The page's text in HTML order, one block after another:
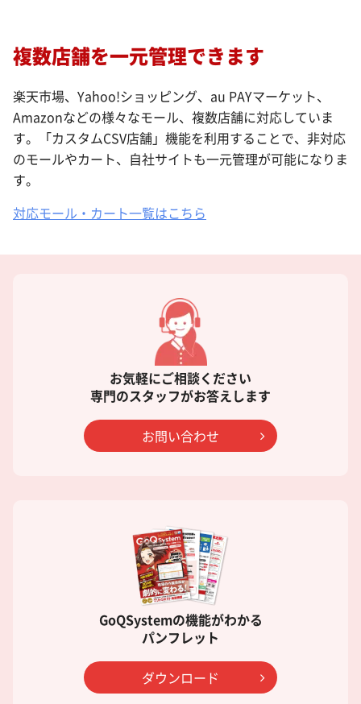
複数店舗を一元管理できます
楽天市場、Yahoo!ショッピング、au PAYマーケット、
Amazonなどの様々なモール、複数店舗に対応していま
す。「カスタムCSV店舗」機能を利用することで、非対応
のモールやカート、自社サイトも一元管理が可能になりま
す。
対応モール・カート一覧はこちら
お気軽にご相談ください
専門のスタッフがお答えします
お問い合わせ
GoQSystemの機能がわかる
パンフレット
ダウンロード